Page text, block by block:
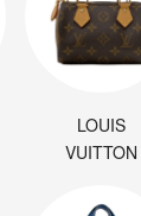
LOUIS
VUITTON